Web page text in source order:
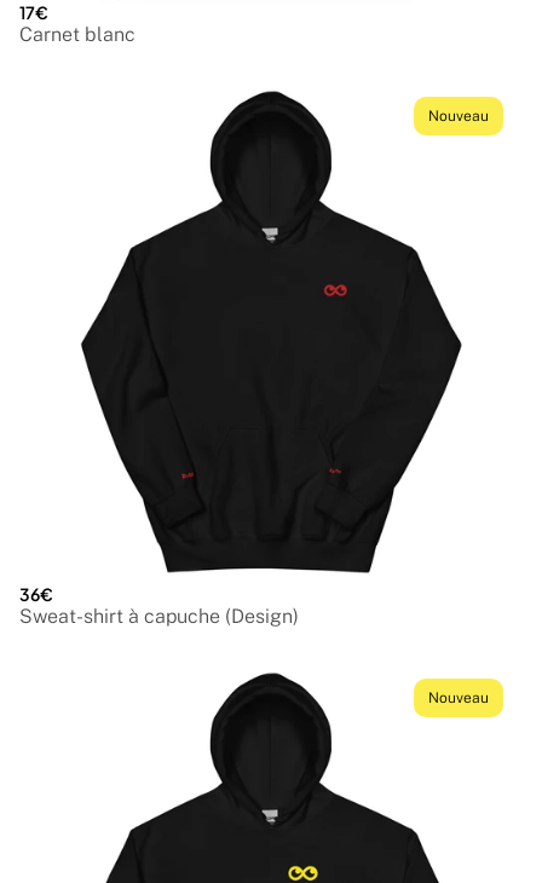
17€
Carnet blanc
Nouveau
36€
Sweat-shirt à capuche (Design)
Nouveau